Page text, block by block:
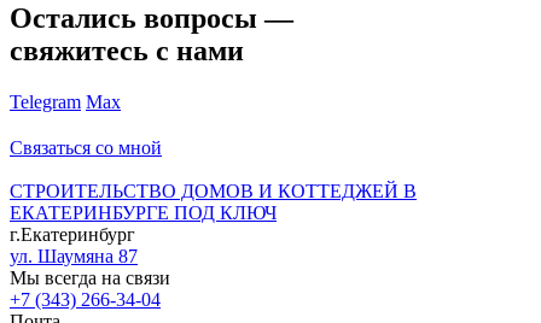
Остались вопросы —
свяжитесь с нами
Telegram Max
Связаться со мной
СТРОИТЕЛЬСТВО ДОМОВ И КОТТЕДЖЕЙ В
ЕКАТЕРИНБУРГЕ ПОД КЛЮЧ
г.Екатеринбург
ул. Шаумяна 87
Мы всегда на связи
+7 (343) 266-34-04